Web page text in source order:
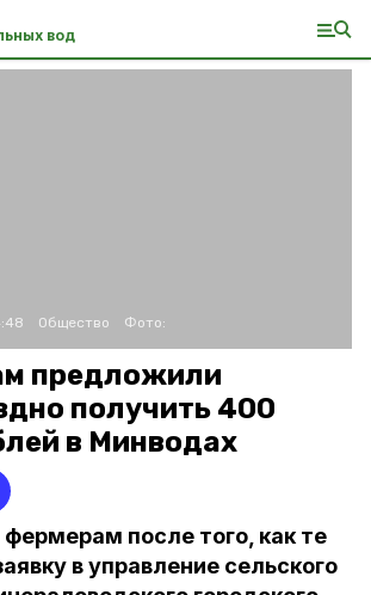
вод
Общество Фото:
предложили
получить 400
в Минводах
после того, как те
в управление сельского